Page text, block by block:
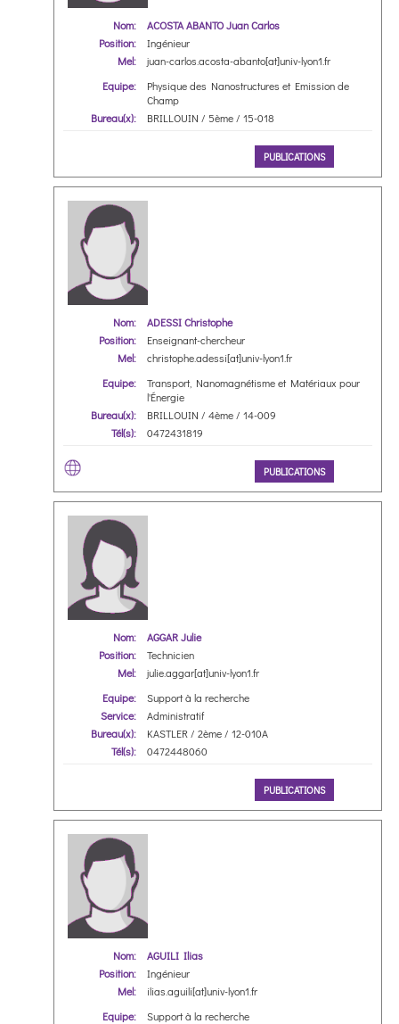
Nom:
ACOSTA ABANTO Juan Carlos
Position:
Ingénieur
Mel:
juan-carlos.acosta-abanto[at]univ-lyon1.fr
Equipe:
Physique des Nanostructures et Emission de
Champ
Bureau(x):
BRILLOUIN / 5ème / 15-018
PUBLICATIONS
Nom:
ADESSI Christophe
Position:
Enseignant-chercheur
Mel:
christophe.adessi[at]univ-lyon1.fr
Equipe:
Transport, Nanomagnétisme et Matériaux pour
l'Énergie
Bureau(x):
BRILLOUIN / 4ème / 14-009
Tél(s):
0472431819
PUBLICATIONS
Nom:
AGGAR Julie
Position:
Technicien
Mel:
julie.aggar[at]univ-lyon1.fr
Equipe:
Support à la recherche
Service:
Administratif
Bureau(x):
KASTLER / 2ème / 12-010A
Tél(s):
0472448060
PUBLICATIONS
Nom:
AGUILI Ilias
Position:
Ingénieur
Mel:
ilias.aguili[at]univ-lyon1.fr
Equipe:
Support à la recherche